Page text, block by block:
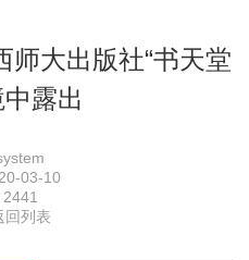
师大出版社“书天堂
露出
03-10
2441
回列表